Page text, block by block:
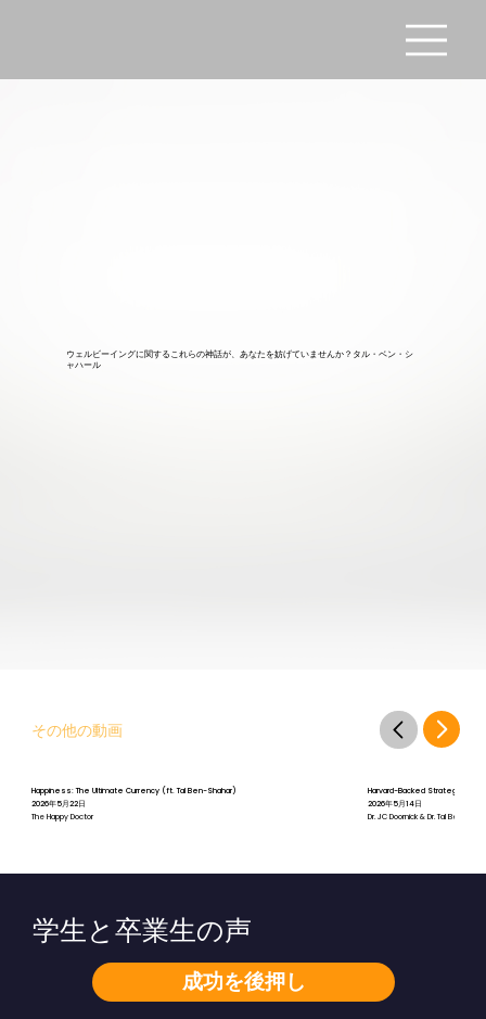
ウェルビーイングに関するこれらの神話が、あなたを妨げていませんか？タル・ベン・シ
ャハール
その他の動画
Happiness: The Ultimate Currency (ft. Tal Ben-Shahar)
2026年5月22日
The Happy Doctor
Harvard-Backed Strategies for
2026年5月14日
Dr. JC Doornick & Dr. Tal Ben-
成功を後押し
学生と卒業生の声